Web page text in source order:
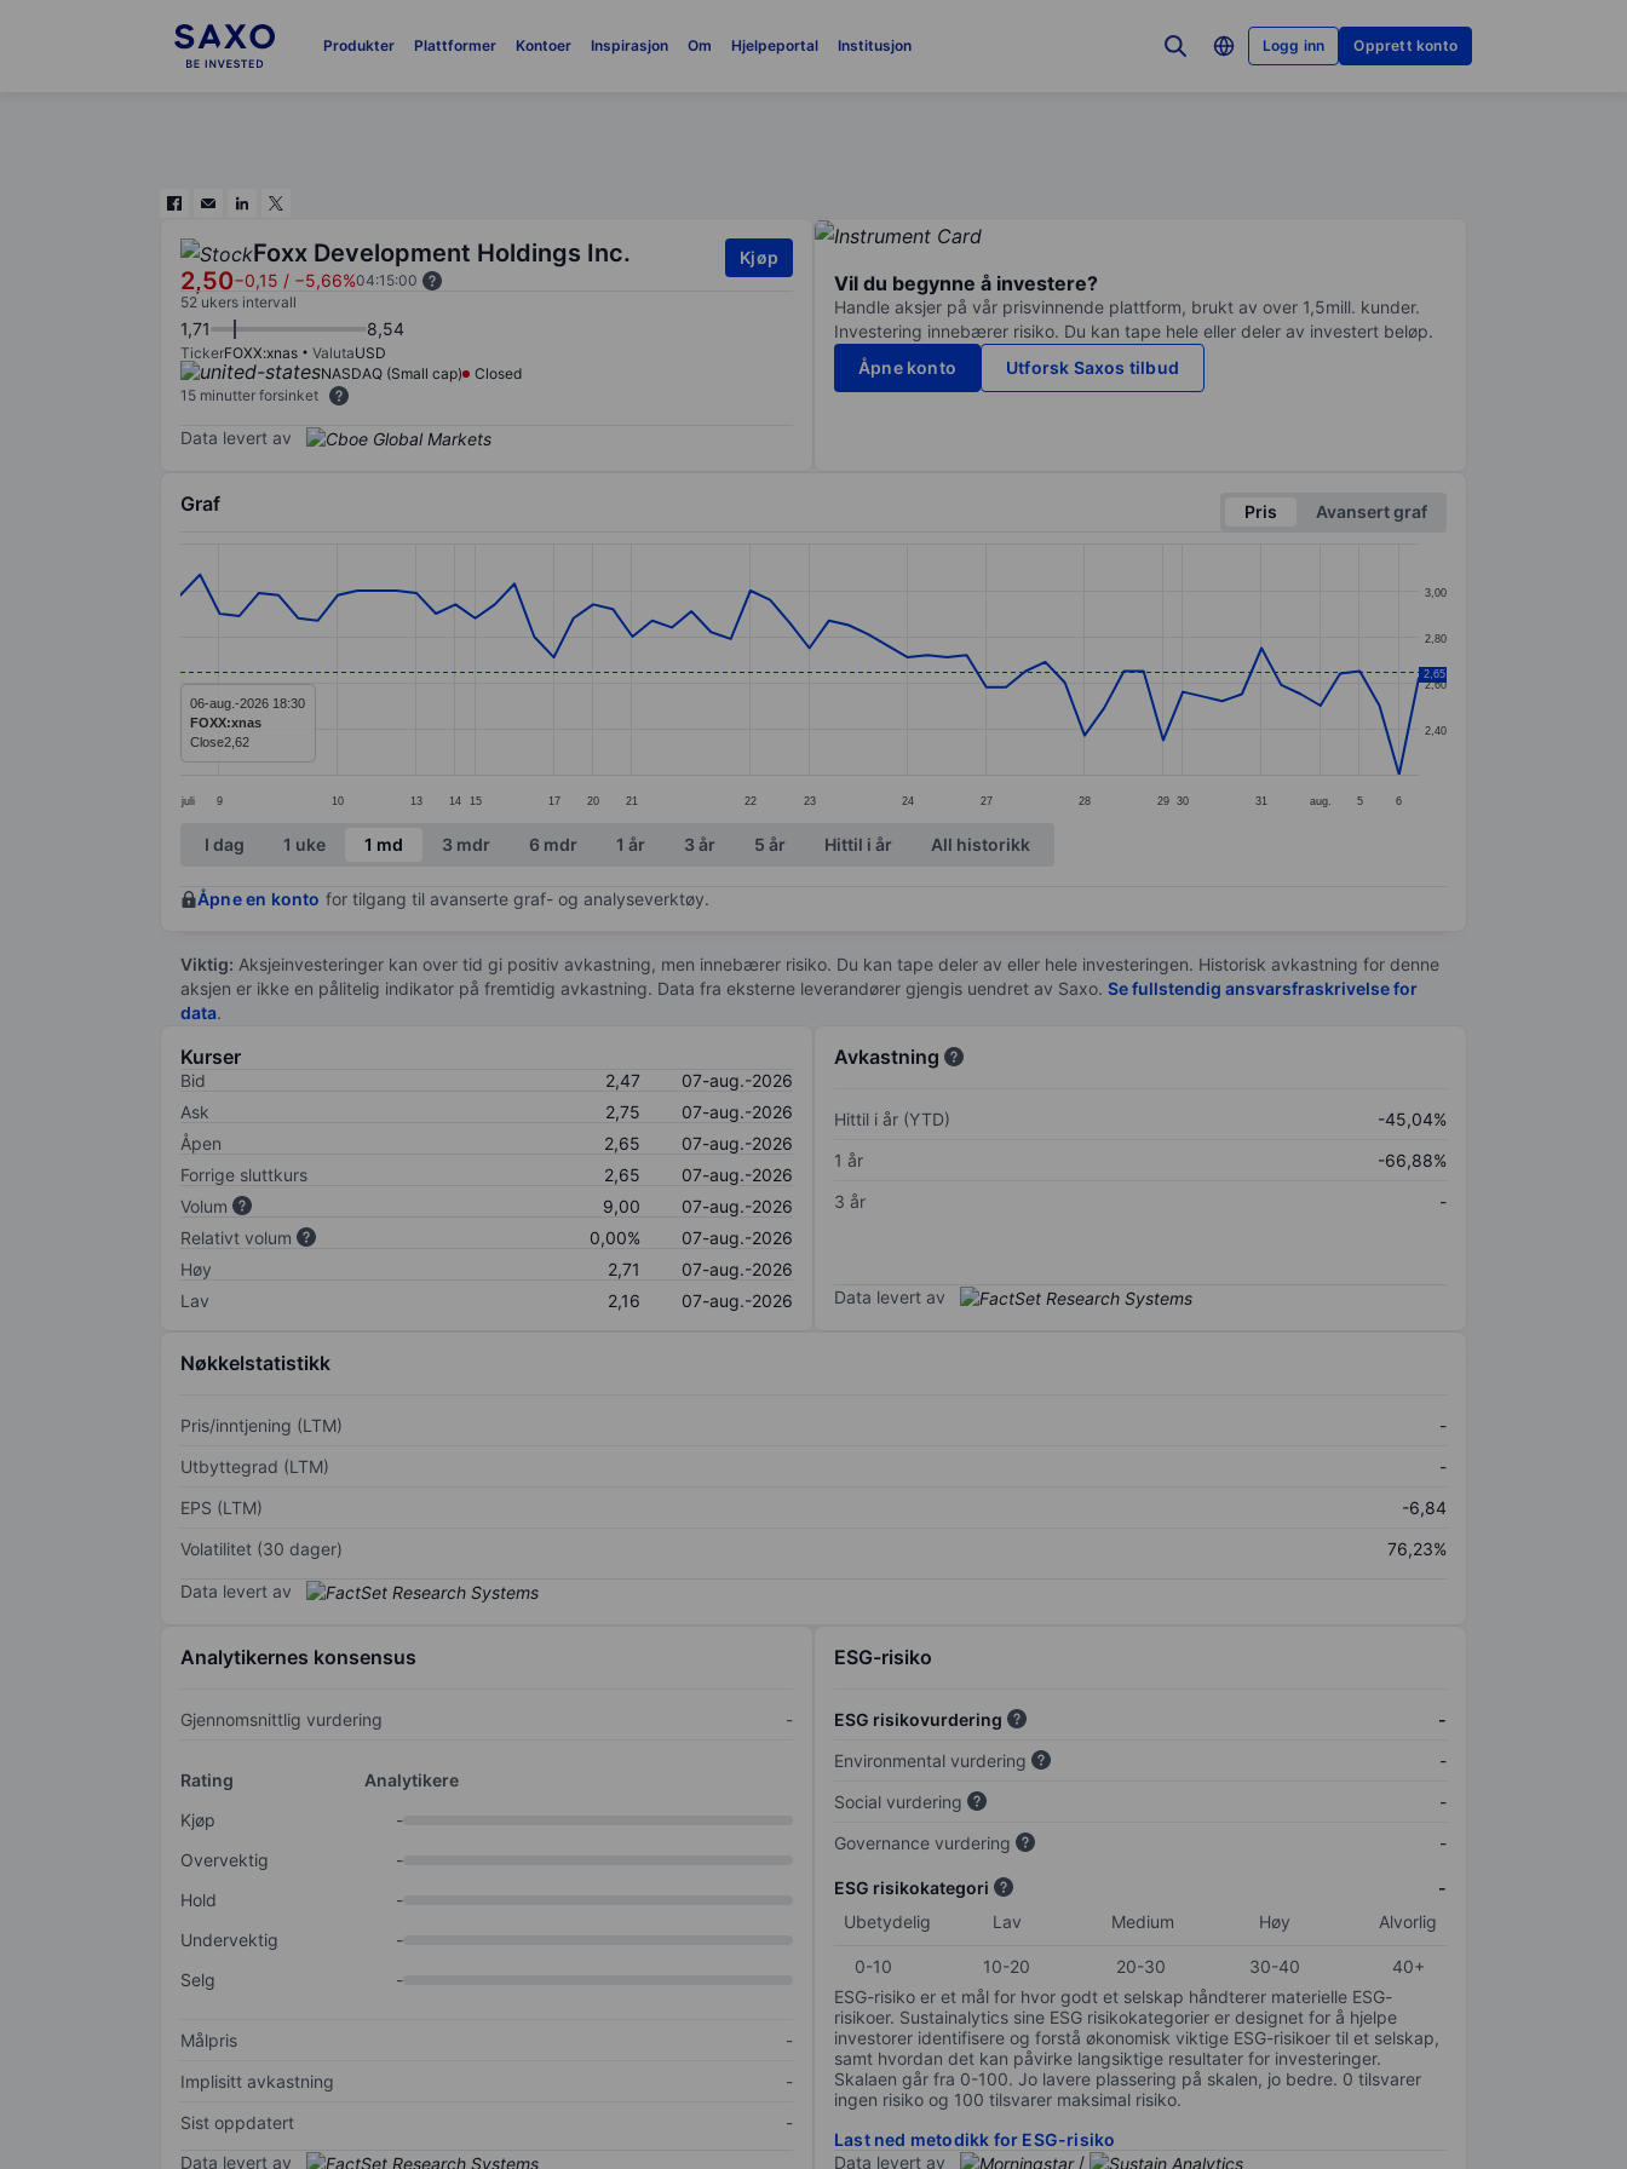
Produkter Plattformer Kontoer Inspirasjon Om Hjelpeportal Institusjon Logg inn Opprett konto
Foxx Development Holdings Inc.
2,50−0,15 / −5,66%04:15:00
Kjøp
52 ukers intervall
1,71 8,54
TickerFOXX:xnas ValutaUSD
NASDAQ (Small cap)
Closed
15 minutter forsinket
Data levert av
Vil du begynne å investere?
Handle aksjer på vår prisvinnende plattform, brukt av over 1,5mill. kunder.
Investering innebærer risiko. Du kan tape hele eller deler av investert beløp.
Åpne konto
Utforsk Saxos tilbud
Graf Pris
Avansert graf
Line chart with 64 data points.
The chart has 1 X axis displaying categories.
The chart has 1 Y axis displaying values. Data ranges from 2.2 to 3.07.
juli 9 10 13 14 15 17 20 21 22 23 24 27 28 29 30 31 aug. 5 6
2,40
2,60
2,80
3,00
2,65
06-aug.-2026 18:30
FOXX:xnas
Close2,62
End of interactive chart.
I dag 1 uke 1 md 3 mdr 6 mdr 1 år 3 år 5 år Hittil i år All historikk
Åpne en konto for tilgang til avanserte graf- og analyseverktøy.
Viktig: Aksjeinvesteringer kan over tid gi positiv avkastning, men innebærer risiko. Du kan tape deler av eller hele investeringen. Historisk avkastning for denne
aksjen er ikke en pålitelig indikator på fremtidig avkastning. Data fra eksterne leverandører gjengis uendret av Saxo. Se fullstendig ansvarsfraskrivelse for
data.
Kurser
Bid 2,47
07-aug.-2026
Ask
2,75
07-aug.-2026
Åpen
2,65
07-aug.-2026
Forrige sluttkurs
2,65
07-aug.-2026
Volum
9,00
07-aug.-2026
Relativt volum
0,00%
07-aug.-2026
Høy
2,71
07-aug.-2026
Lav
2,16 07-aug.-2026
Avkastning
Hittil i år (YTD)
-45,04%
1 år
-66,88%
3 år
-
Data levert av
Nøkkelstatistikk
Pris/inntjening (LTM)
-
Utbyttegrad (LTM)
-
EPS (LTM)
-6,84
Volatilitet (30 dager)
76,23%
Data levert av
Analytikernes konsensus
Gjennomsnittlig vurdering -
Rating
Analytikere
Kjøp
-
Overvektig
-
Hold
-
Undervektig
-
Selg
-
Målpris
-
Implisitt avkastning
-
Sist oppdatert
-
Data levert av
ESG-risiko
ESG risikovurdering
-
Environmental vurdering
-
Social vurdering
-
Governance vurdering
-
ESG risikokategori
-
Ubetydelig
Lav Medium Høy Alvorlig
0-10 10-20 20-30 30-40
40+
ESG-risiko er et mål for hvor godt et selskap håndterer materielle ESG-
risikoer. Sustainalytics sine ESG risikokategorier er designet for å hjelpe
investorer identifisere og forstå økonomisk viktige ESG-risikoer til et selskap,
samt hvordan det kan påvirke langsiktige resultater for investeringer.
Skalaen går fra 0-100. Jo lavere plassering på skalen, jo bedre. 0 tilsvarer
ingen risiko og 100 tilsvarer maksimal risiko.
Last ned metodikk for ESG-risiko
Data levert av
/